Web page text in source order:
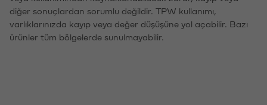
diğer sonuçlardan sorumlu değildir. TPW kullanımı,
varlıklarınızda kayıp veya değer düşüşüne yol açabilir. Bazı
ürünler tüm bölgelerde sunulmayabilir.